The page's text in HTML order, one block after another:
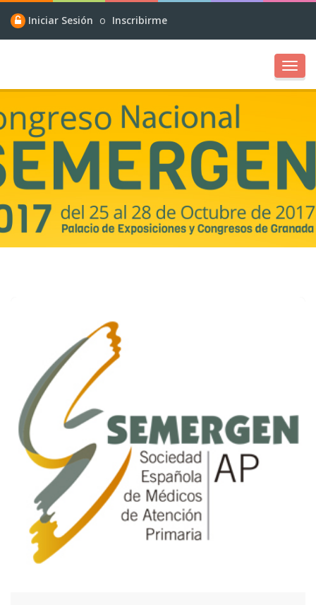
Iniciar Sesión o Inscribirme